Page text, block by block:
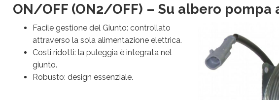
ON/OFF (ON2/OFF) – Su albero pompa
Facile gestione del Giunto: controllato
attraverso la sola alimentazione elettrica.
Costi ridotti: la puleggia è integrata nel
giunto.
Robusto: design essenziale.